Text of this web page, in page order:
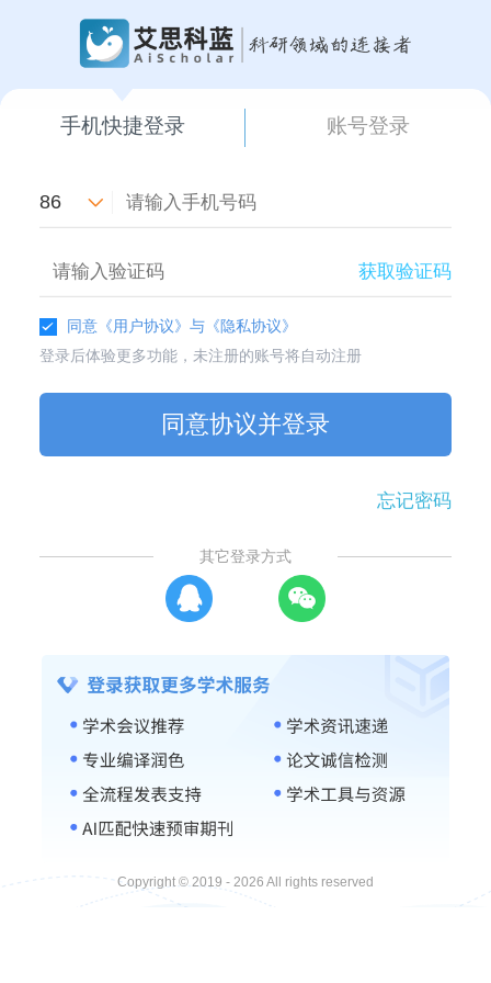
手机快捷登录 账号登录
86
获取验证码
同意 《用户协议》与 《隐私协议》
登录后体验更多功能，未注册的账号将自动注册
同意协议并登录
忘记密码
其它登录方式
Copyright © 2019 - 2026 All rights reserved